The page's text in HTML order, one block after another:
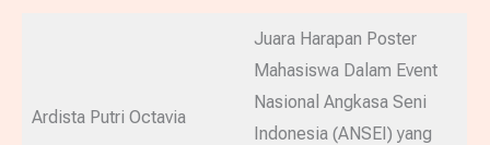
Ardista Putri Octavia
Juara Harapan Poster
Mahasiswa Dalam Event
Nasional Angkasa Seni
Indonesia (ANSEI) yang